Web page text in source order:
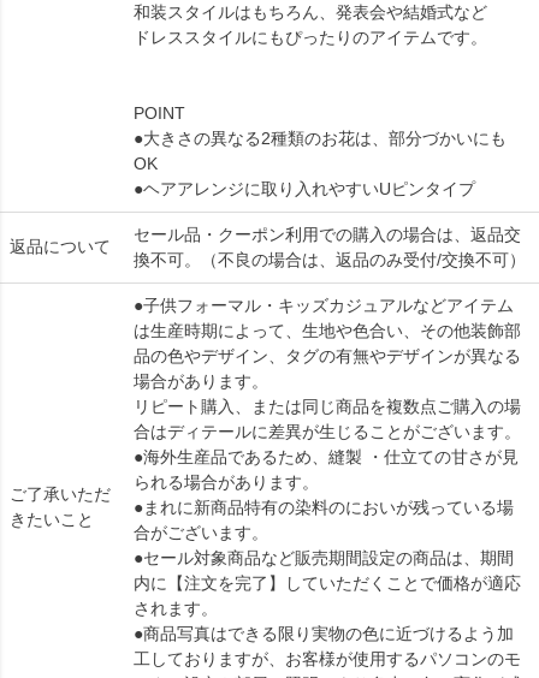
和装スタイルはもちろん、発表会や結婚式など
ドレススタイルにもぴったりのアイテムです。
POINT
●大きさの異なる2種類のお花は、部分づかいにも
OK
●ヘアアレンジに取り入れやすいUピンタイプ
返品について
セール品・クーポン利用での購入の場合は、返品交
換不可。（不良の場合は、返品のみ受付/交換不可）
ご了承いただ
きたいこと
●子供フォーマル・キッズカジュアルなどアイテム
は生産時期によって、生地や色合い、その他装飾部
品の色やデザイン、タグの有無やデザインが異なる
場合があります。
リピート購入、または同じ商品を複数点ご購入の場
合はディテールに差異が生じることがございます。
●海外生産品であるため、縫製 ・仕立ての甘さが見
られる場合があります。
●まれに新商品特有の染料のにおいが残っている場
合がございます。
●セール対象商品など販売期間設定の商品は、期間
内に【注文を完了】していただくことで価格が適応
されます。
●商品写真はできる限り実物の色に近づけるよう加
工しておりますが、お客様が使用するパソコンのモ